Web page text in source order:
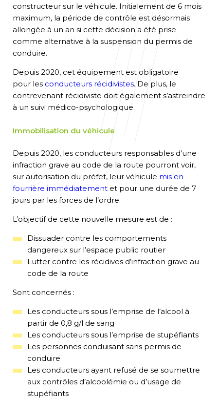
constructeur sur le véhicule. Initialement de 6 mois
maximum, la période de contrôle est désormais
allongée à un an si cette décision a été prise
comme alternative à la suspension du permis de
conduire.
Depuis 2020, cet équipement est obligatoire
pourles conducteurs récidivistes. De plus, le
contrevenant récidiviste doitégalement s’astreindre
à un suivi médico-psychologique.
Immobilisation du véhicule
Depuis 2020, les conducteurs responsablesd’une
infraction grave au code de la route pourront voir,
sur autorisation du préfet,leur véhicule mis en
fourrière immédiatementet pourune durée de 7
jours par les forces de l’ordre.
L’objectif de cette nouvelle mesure est de :
Dissuader contre les comportements
dangereux sur l’espace public routier
Lutter contre les récidives d’infraction grave au
code de la route
Sont concernés :
Les conducteurs sous l’emprise de l’alcool à
partir de 0,8 g/l de sang
Les conducteurs sous l’emprise de stupéfiants
Les personnes conduisant sans permis de
conduire
Les conducteurs ayant refusé de se soumettre
aux contrôles d’alcoolémie ou d’usage de
stupéfiants